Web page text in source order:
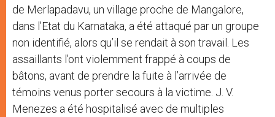
de Merlapadavu, un village proche de Mangalore,
dans l’Etat du Karnataka, a été attaqué par un groupe
non identifié, alors qu’il se rendait à son travail. Les
assaillants l’ont violemment frappé à coups de
bâtons, avant de prendre la fuite à l’arrivée de
témoins venus porter secours à la victime. J. V.
Menezes a été hospitalisé avec de multiples